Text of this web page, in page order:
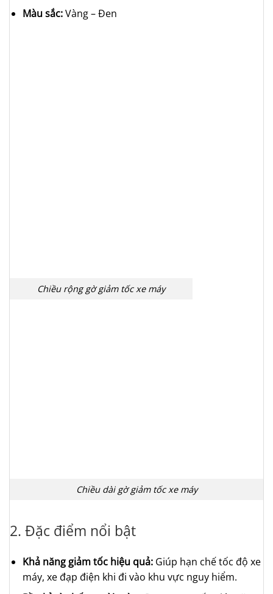
Màu sắc:Vàng – Đen
Chiều rộng gờ giảm tốc xe máy
Chiều dài gờ giảm tốc xe máy
2. Đặc điểm nổi bật
Khả năng giảm tốc hiệu quả:Giúp hạn chế tốc độ xe
máy, xe đạp điện khi đi vào khu vực nguy hiểm.